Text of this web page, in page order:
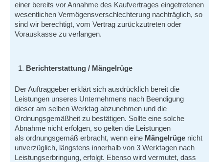
einer bereits vor Annahme des Kaufvertrages eingetretenen
wesentlichen Vermögensverschlechterung nachträglich, so
sind wir berechtigt, vom Vertrag zurückzutreten oder
Vorauskasse zu verlangen.
Berichterstattung / Mängelrüge
Der Auftraggeber erklärt sich ausdrücklich bereit die
Leistungen unseres Unternehmens nach Beendigung
dieser am selben Werktag abzunehmen und die
Ordnungsgemäßheit zu bestätigen. Sollte eine solche
Abnahme nicht erfolgen, so gelten die Leistungen
als ordnungsgemäß erbracht, wenn eine Mängelrüge nicht
unverzüglich, längstens innerhalb von 3 Werktagen nach
Leistungserbringung, erfolgt. Ebenso wird vermutet, dass